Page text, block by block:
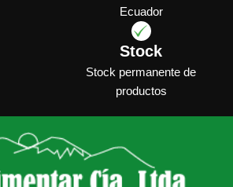
Ecuador
Stock
Stock permanente de
productos